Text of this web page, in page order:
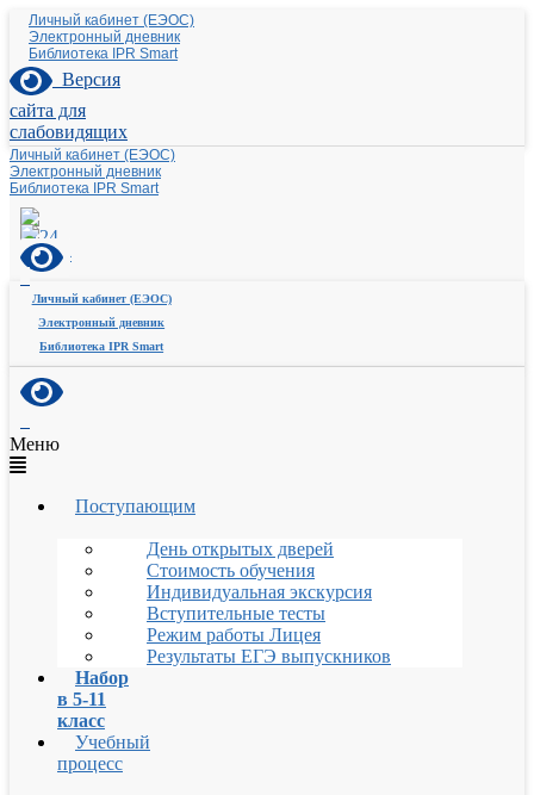
Личный кабинет (ЕЭОС)
Электронный дневник
Библиотека IPR Smart
Версия
сайта для
слабовидящих
Личный кабинет (ЕЭОС)
Электронный дневник
Библиотека IPR Smart
Личный кабинет (ЕЭОС)
Электронный дневник
Библиотека IPR Smart
Меню
Поступающим
День открытых дверей
Стоимость обучения
Индивидуальная экскурсия
Вступительные тесты
Режим работы Лицея
Результаты ЕГЭ выпускников
Набор
в 5-11
класс
Учебный
процесс